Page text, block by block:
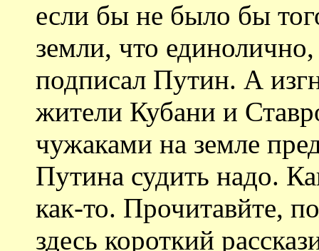
если бы не было бы
земли, что
подписал Путин. А
жители Кубани и
чужаками на земле
Путина судить надо.
как-то. Прочитавйте,
здесь короткий